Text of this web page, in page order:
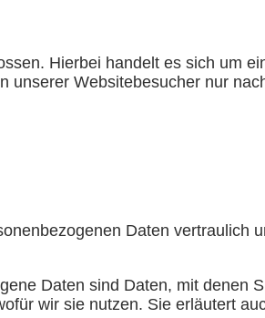
Hierbei handelt es sich um
unserer Websitebesucher nur
Daten vertraulich
Daten sind Daten, mit denen
wir sie nutzen. Sie erläutert